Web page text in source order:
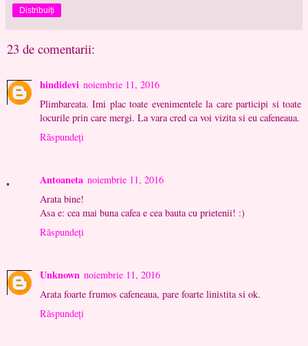
Distribuiți
23 de comentarii:
hindidevi noiembrie 11, 2016
Plimbareata. Imi plac toate evenimentele la care participi si toate
locurile prin care mergi. La vara cred ca voi vizita si eu cafeneaua.
Răspundeți
Antoaneta noiembrie 11, 2016
Arata bine!
Asa e: cea mai buna cafea e cea bauta cu prietenii! :)
Răspundeți
Unknown noiembrie 11, 2016
Arata foarte frumos cafeneaua, pare foarte linistita si ok.
Răspundeți